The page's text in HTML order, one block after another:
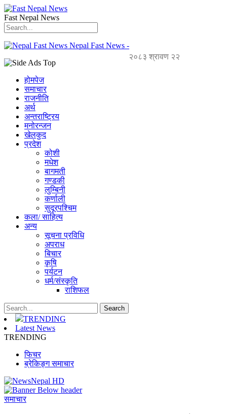
Fast Nepal News
Nepal Fast News -
२०८३ श्रावण २२
होमपेज
समाचार
राजनीति
अर्थ
अन्तराष्ट्रिय
मनोरन्जन
खेलकुद
प्रदेश
कोशी
मधेश
बागमती
गण्डकी
लुम्बिनी
कर्णाली
सुदूरपश्चिम
कला/ साहित्य
अन्य
सूचना प्रविधि
अपराध
बिचार
कृषि
पर्यटन
धर्म/संस्कृति
राशिफल
TRENDING
Latest News
TRENDING
फिचर
ब्रेकिङ्ग समाचार
समाचार